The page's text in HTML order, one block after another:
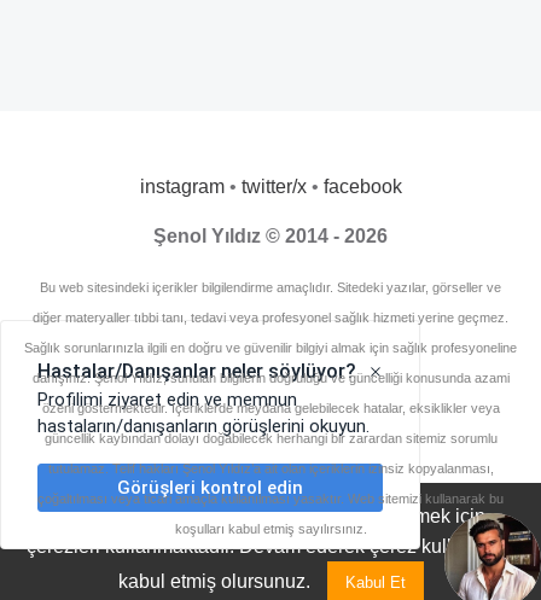
Diyetisyensenol.com, deneyiminizi geliştirmek için
çerezleri kullanmaktadır. Devam ederek çerez kullanımını
kabul etmiş olursunuz.
Kabul Et
instagram• twitter/x• facebook
Şenol Yıldız © 2014 - 2026
Bu web sitesindeki içerikler bilgilendirme amaçlıdır. Sitedeki yazılar, görseller ve
diğer materyaller tıbbi tanı, tedavi veya profesyonel sağlık hizmeti yerine geçmez.
Sağlık sorunlarınızla ilgili en doğru ve güvenilir bilgiyi almak için sağlık profesyoneline
danışınız. Şenol Yıldız, sunulan bilgilerin doğruluğu ve güncelliği konusunda azami
özeni göstermektedir. İçeriklerde meydana gelebilecek hatalar, eksiklikler veya
güncellik kaybından dolayı doğabilecek herhangi bir zarardan sitemiz sorumlu
tutulamaz. Telif hakları Şenol Yıldız’a ait olan içeriklerin izinsiz kopyalanması,
çoğaltılması veya ticari amaçla kullanılması yasaktır. Web sitemizi kullanarak bu
koşulları kabul etmiş sayılırsınız.